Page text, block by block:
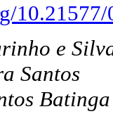
e
Santos
Batinga